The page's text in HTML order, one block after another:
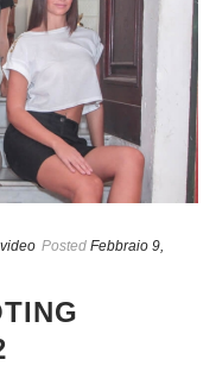
Posted Febbraio 9,